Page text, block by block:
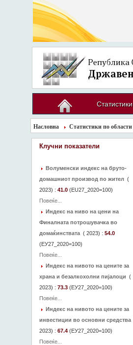
Статистики
Насловна Статистики по области
Клучни показатели
Волуменски индекс на бруто-
домашниот производ по жител (
2023) :41.0 (EU27_2020=100)
Повеќе...
Индекс на ниво на цени на
Финалната потрошувачка во
домаќинствата (2023) :54.0
(ЕУ27_2020=100)
Повеќе...
Индекс на нивото на цените за
храна и безалкохолни пијалоци (
2023) :73.3 (ЕУ27_2020=100)
Повеќе...
Индекс на нивото на цените за
инвестиции во основни средства
2023) :67.4 (ЕУ27_2020=100)
Повеќе...